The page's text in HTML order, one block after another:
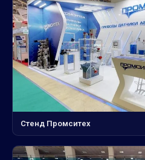
Стенд Промситех